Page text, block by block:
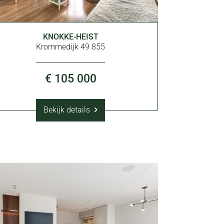
25 m²
KNOKKE-HEIST
Krommedijk 49 855
€ 105 000
Bekijk details